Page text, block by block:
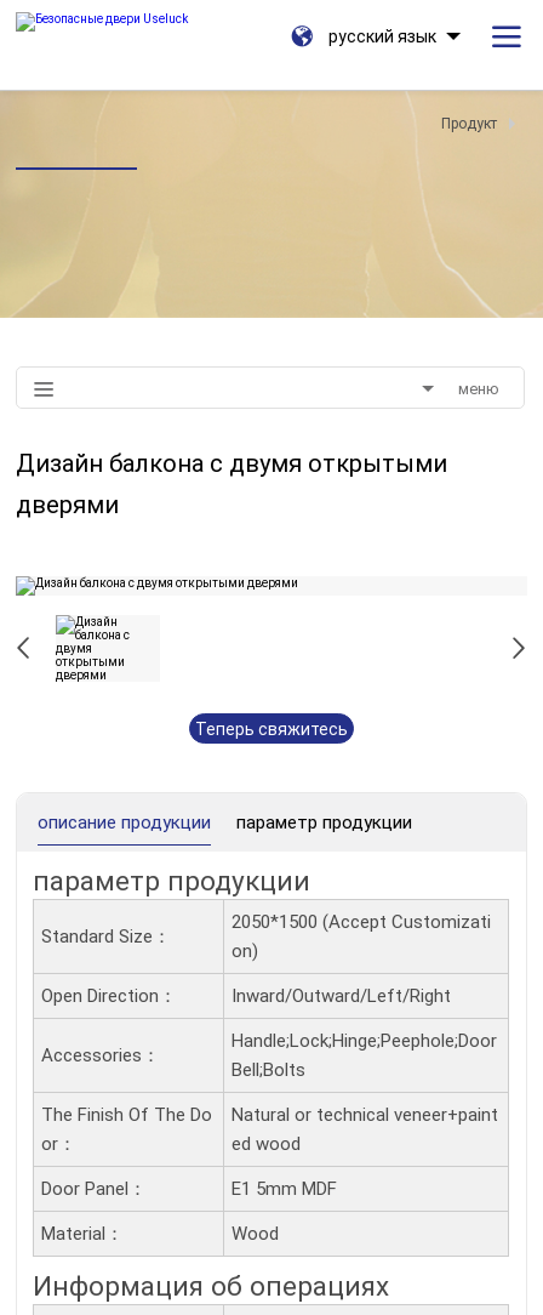
русский язык
Продукт
меню
Дизайн балкона с двумя открытыми
дверями
Теперь свяжитесь
описание продукции параметр продукции
параметр продукции
Standard Size：
2050*1500 (Accept Customizati
on)
Open Direction： Inward/Outward/Left/Right
Accessories：
Handle;Lock;Hinge;Peephole;Door
Bell;Bolts
The Finish Of The Do
Or：
Natural or technical veneer+paint
ed wood
Door Panel： E1 5mm MDF
Material： Wood
Информация об операциях